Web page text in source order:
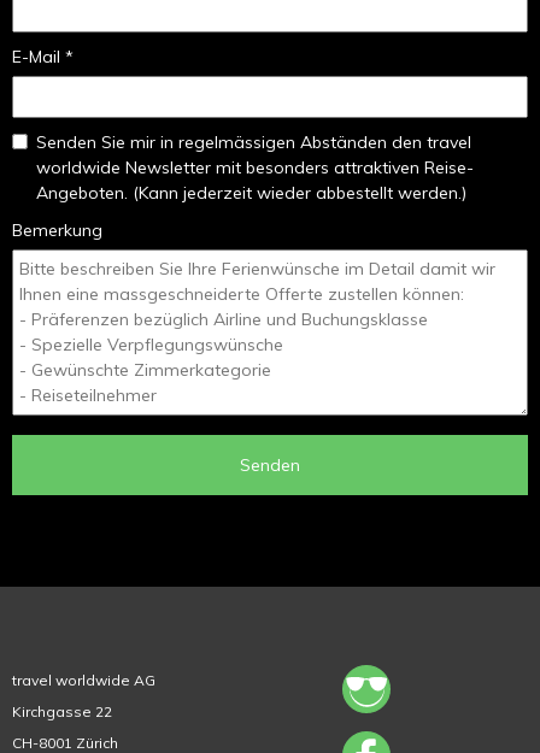
E-Mail *
Senden Sie mir in regelmässigen Abständen den travel
worldwide Newsletter mit besonders attraktiven Reise-
Angeboten. (Kann jederzeit wieder abbestellt werden.)
Bemerkung
Senden
travel worldwide AG
Kirchgasse 22
CH-8001 Zürich